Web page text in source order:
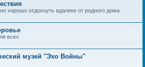
хорошо отдохнуть вдалеке от родного дома
всех
музей "Эхо Войны"